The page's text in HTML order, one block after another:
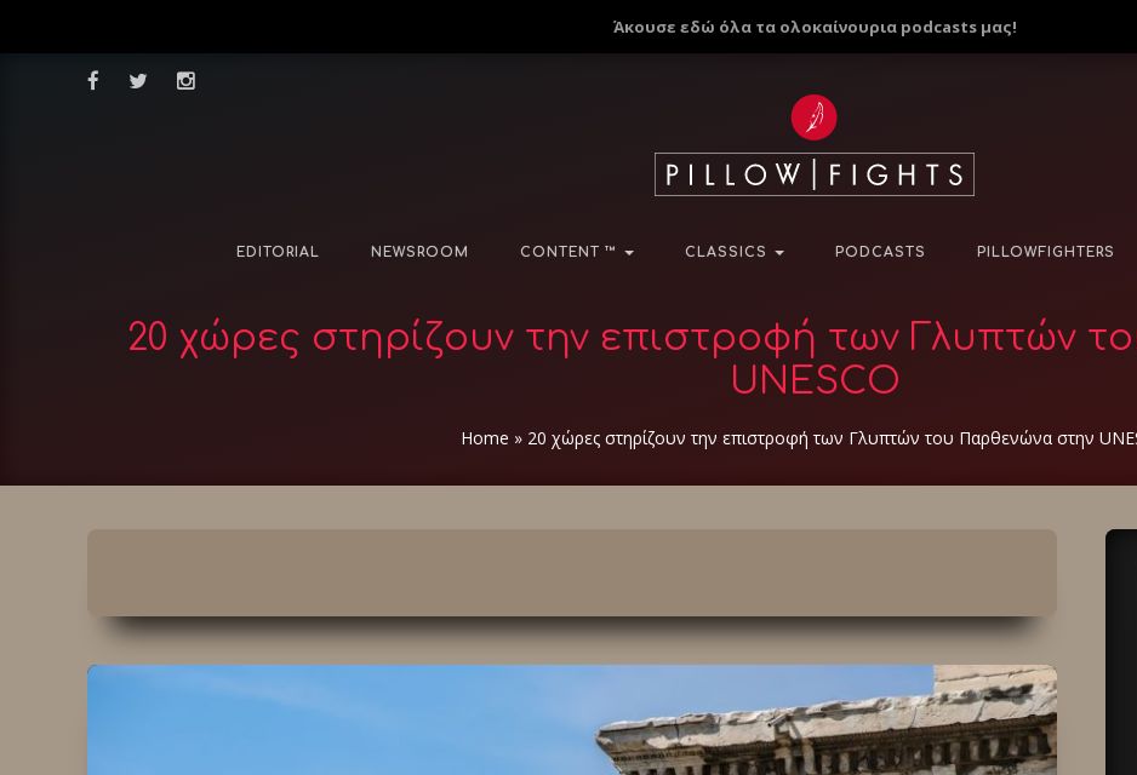
Άκουσε εδώ όλα τα ολοκαίνουρια podcasts μας!
EDITORIAL NEWSROOM CONTENT ™ CLASSICS PODCASTS PILLOWFIGHTERS
20 χώρες στηρίζουν την επιστροφή των Γλυπτών
UNESCO
Home » 20 χώρες στηρίζουν την επιστροφή των Γλυπτών του Παρθενώνα στην